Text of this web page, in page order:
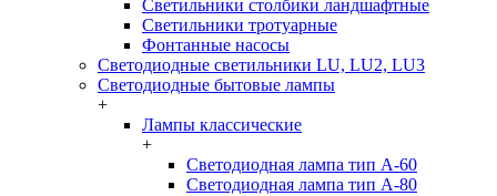
Светильники столбики ландшафтные
Светильники тротуарные
Фонтанные насосы
Светодиодные светильники LU, LU2, LU3
Светодиодные бытовые лампы
+
Лампы классические
+
Светодиодная лампа тип A-60
Светодиодная лампа тип A-80